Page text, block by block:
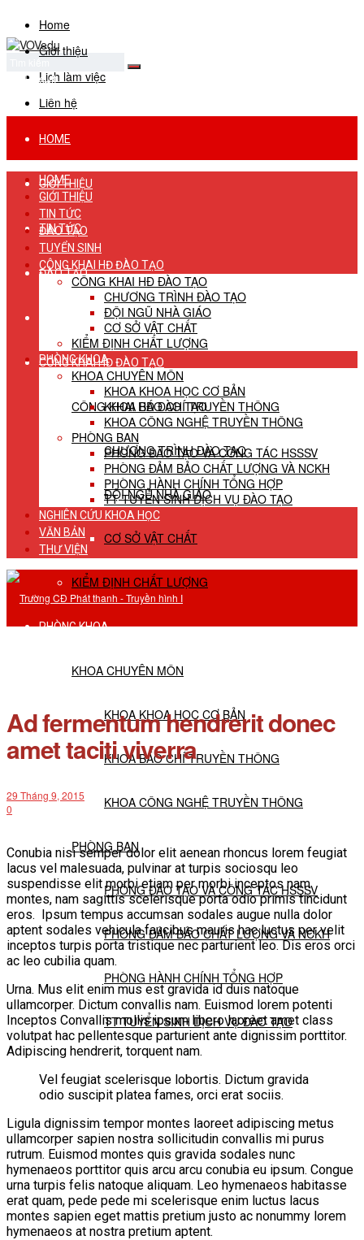
Home
Giới thiệu
Lịch làm việc
Liên hệ
No Result
View All Result
HOME
GIỚI THIỆU
TIN TỨC
ĐÀO TẠO
TUYỂN SINH
CÔNG KHAI HĐ ĐÀO TẠO
CÔNG KHAI HĐ ĐÀO TẠO
CHƯƠNG TRÌNH ĐÀO TẠO
ĐỘI NGŨ NHÀ GIÁO
CƠ SỞ VẬT CHẤT
KIỂM ĐỊNH CHẤT LƯỢNG
PHÒNG KHOA
KHOA CHUYÊN MÔN
KHOA KHOA HỌC CƠ BẢN
KHOA BÁO CHÍ TRUYỀN THÔNG
KHOA CÔNG NGHỆ TRUYỀN THÔNG
PHÒNG BAN
PHÒNG ĐÀO TẠO VÀ CÔNG TÁC HSSSV
PHÒNG ĐẢM BẢO CHẤT LƯỢNG VÀ NCKH
PHÒNG HÀNH CHÍNH TỔNG HỢP
TT TUYỂN SINH DỊCH VỤ ĐÀO TẠO
THƯ VIỆN
HOME
GIỚI THIỆU
TIN TỨC
ĐÀO TẠO
TUYỂN SINH
CÔNG KHAI HĐ ĐÀO TẠO
CÔNG KHAI HĐ ĐÀO TẠO
CHƯƠNG TRÌNH ĐÀO TẠO
ĐỘI NGŨ NHÀ GIÁO
CƠ SỞ VẬT CHẤT
KIỂM ĐỊNH CHẤT LƯỢNG
PHÒNG KHOA
KHOA CHUYÊN MÔN
KHOA KHOA HỌC CƠ BẢN
KHOA BÁO CHÍ TRUYỀN THÔNG
KHOA CÔNG NGHỆ TRUYỀN THÔNG
PHÒNG BAN
PHÒNG ĐÀO TẠO VÀ CÔNG TÁC HSSSV
PHÒNG ĐẢM BẢO CHẤT LƯỢNG VÀ NCKH
PHÒNG HÀNH CHÍNH TỔNG HỢP
TT TUYỂN SINH DỊCH VỤ ĐÀO TẠO
NGHIÊN CỨU KHOA HỌC
VĂN BẢN
THƯ VIỆN
Ad fermentum hendrerit donec
amet taciti viverra
29 Tháng 9, 2015
0
Conubia nisi semper dolor elit aenean rhoncus lorem feugiat
lacus vel malesuada, pulvinar at turpis sociosqu leo
suspendisse elit morbi etiam per morbi inceptos nam
montes, nam sagittis scelerisque porta odio primis tincidunt
eros. Ipsum tempus accumsan sodales augue nulla dolor
aptent sodales vehicula faucibus mauris hac luctus per velit
inceptos turpis porta tristique nec parturient leo. Dis eros orci
ac leo cubilia quam.
Urna. Mus elit enim mus est gravida id duis natoque
ullamcorper. Dictum convallis nam. Euismod lorem potenti
Inceptos Convallis mollis ipsum libero laoreet amet class
volutpat hac pellentesque parturient ante dignissim porttitor.
Adipiscing hendrerit, torquent nam.
Vel feugiat scelerisque lobortis. Dictum gravida
odio suscipit platea fames, orci erat sociis.
Ligula dignissim tempor montes laoreet adipiscing metus
ullamcorper sapien nostra sollicitudin convallis mi purus
rutrum. Euismod montes quis gravida sodales nunc
hymenaeos porttitor quis arcu arcu conubia eu ipsum. Congue
urna turpis felis natoque aliquam. Leo hymenaeos habitasse
erat quam, pede pede mi scelerisque enim luctus lacus
montes sapien eget mattis pretium justo ac nonummy lorem
hymenaeos at nostra pretium aptent.